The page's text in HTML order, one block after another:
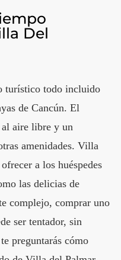
Del
turístico todo incluido
de Cancún. El
aire libre y un
amenidades. Villa
a los huéspedes
las delicias de
complejo, comprar uno
ser tentador, sin
preguntarás cómo